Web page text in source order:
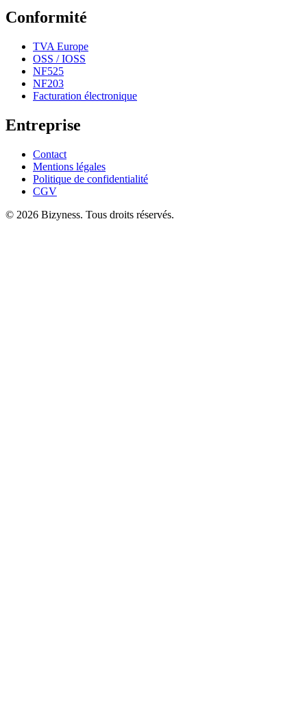
Conformité
TVA Europe
OSS / IOSS
NF525
NF203
Facturation électronique
Entreprise
Contact
Mentions légales
Politique de confidentialité
CGV
© 2026 Bizyness. Tous droits réservés.